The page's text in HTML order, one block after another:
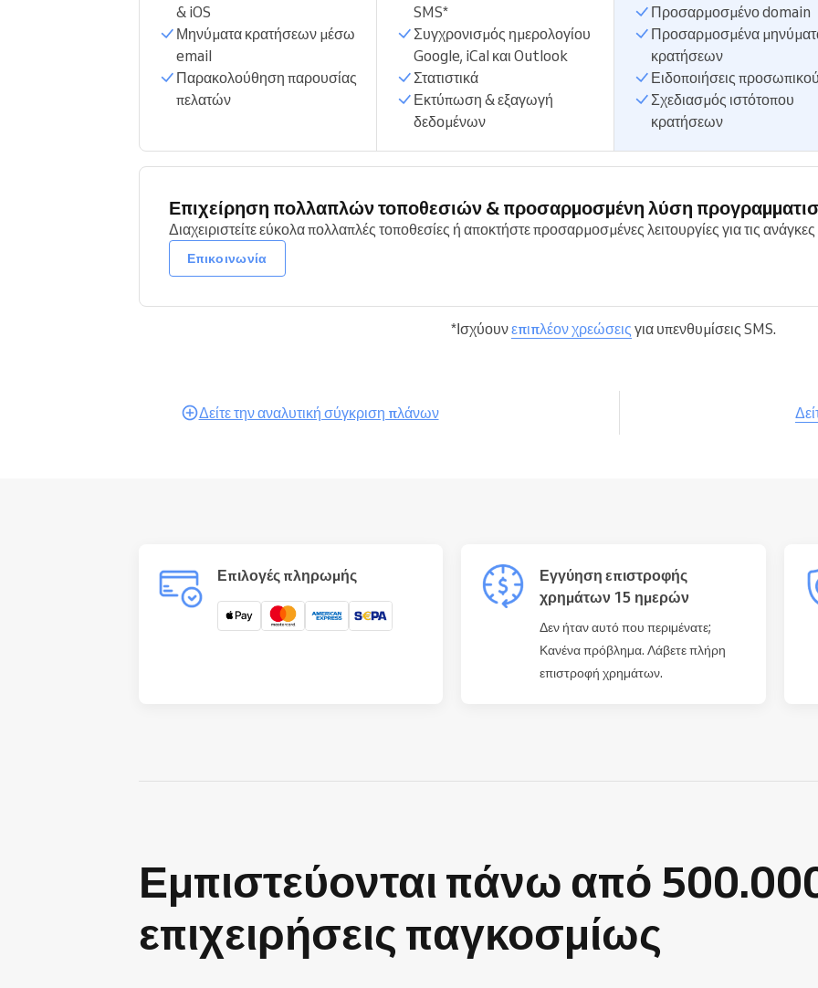
& iOS
Μηνύματα κρατήσεων μέσω
email
Παρακολούθηση παρουσίας
πελατών
SMS*
Συγχρονισμός ημερολογίου
Google, iCal και Outlook
Στατιστικά
Εκτύπωση & εξαγωγή
δεδομένων
Προσαρμοσμένο domain
Προσαρμοσμένα
κρατήσεων
Ειδοποιήσεις προσωπικού
Σχεδιασμός ιστότοπου
κρατήσεων
Επιχείρηση πολλαπλών τοποθεσιών & προσαρμοσμένη λύση
Διαχειριστείτε εύκολα πολλαπλές τοποθεσίες ή αποκτήστε προσαρμοσμένες λειτουργίες για τις
Επικοινωνία
*Ισχύουνεπιπλέον χρεώσεις για υπενθυμίσεις SMS.
Δείτε την αναλυτική σύγκριση πλάνων
Επιλογές πληρωμής
Εγγύηση επιστροφής
χρημάτων 15 ημερών
Δεν ήταν αυτό που περιμένατε;
Κανένα πρόβλημα. Λάβετε πλήρη
επιστροφή χρημάτων.
Εμπιστεύονται πάνω από
επιχειρήσεις παγκοσμίως